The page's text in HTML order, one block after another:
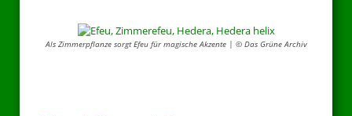
Als Zimmerpflanze sorgt Efeu für magische Akzente | © Das Grüne Archiv